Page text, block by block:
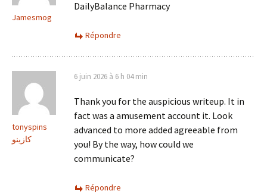
Jamesmog
DailyBalance Pharmacy
Répondre
tonyspins
كازينو
6 juin 2026 à 6 h 04 min
Thank you for the auspicious writeup. It in
fact was a amusement account it. Look
advanced to more added agreeable from
you! By the way, how could we
communicate?
Répondre